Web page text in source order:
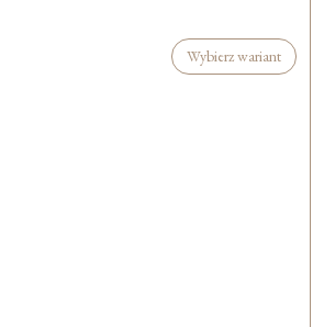
Wybierz wariant